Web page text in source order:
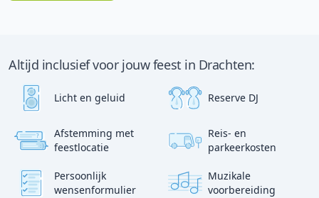
Altijd inclusief voor jouw feest in Drachten:
Licht en geluid Reserve DJ
?
:)
Afstemming met
feestlocatie
p
Reis- en
parkeerkosten
Persoonlijk
wensenformulier
Muzikale
voorbereiding